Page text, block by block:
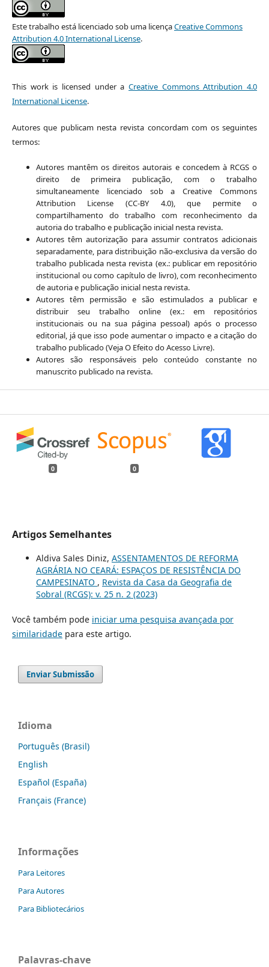
Este trabalho está licenciado sob uma licençaCreative Commons
Attribution 4.0 International License.
This work is licensed under aCreative Commons Attribution 4.0
International License.
Autores que publicam nesta revista concordam com os seguintes
termos:
Autores mantêm os direitos autorais e concedem à RCGS o
direito de primeira publicação, com o trabalho
simultaneamente licenciado sob a Creative Commons
Attribution License (CC-BY 4.0), que permite o
compartilhamento do trabalho com reconhecimento da
autoria do trabalho e publicação inicial nesta revista.
Autores têm autorização para assumir contratos adicionais
separadamente, para distribuição não-exclusiva da versão do
trabalho publicada nesta revista (ex.: publicar em repositório
institucional ou como capítulo de livro), com reconhecimento
de autoria e publicação inicial nesta revista.
Autores têm permissão e são estimulados a publicar e
distribuir seu trabalho online (ex.: em repositórios
institucionais ou na sua página pessoal) após o processo
editorial, já que isso pode aumentar o impacto e a citação do
trabalho publicado (Veja O Efeito do Acesso Livre).
Autores são responsáveis pelo conteúdo constante no
manuscrito publicado na revista.
0 0
Artigos Semelhantes
Aldiva Sales Diniz, ASSENTAMENTOS DE REFORMA
AGRÁRIA NO CEARÁ: ESPAÇOS DE RESISTÊNCIA DO
CAMPESINATO , Revista da Casa da Geografia de
Sobral (RCGS): v. 25 n. 2 (2023)
Você também pode iniciar uma pesquisa avançada por
similaridadepara este artigo.
Enviar Submissão
Idioma
Português (Brasil)
English
Español (España)
Français (France)
Informações
Para Leitores
Para Autores
Para Bibliotecários
Palavras-chave